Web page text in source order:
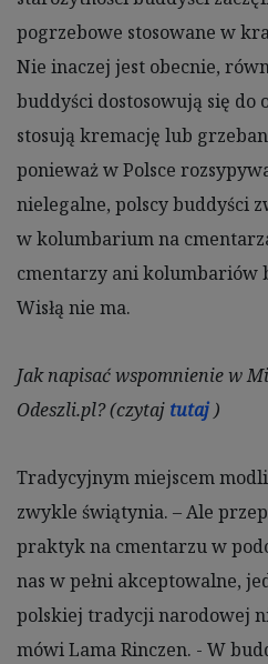
pogrzebowe stosowane w
Nie inaczej jest obecnie,
buddyści dostosowują się do
stosują kremację lub
ponieważ w Polsce
nielegalne, polscy buddyści
w kolumbarium na
cmentarzy ani kolumbariów
Wisłą nie ma.
Jak napisać wspomnienie w
Odeszli.pl? (czytaj tutaj )
Tradycyjnym miejscem
zwykle świątynia. – Ale
praktyk na cmentarzu w
nas w pełni akceptowalne,
polskiej tradycji narodowej
mówi Lama Rinczen. - W